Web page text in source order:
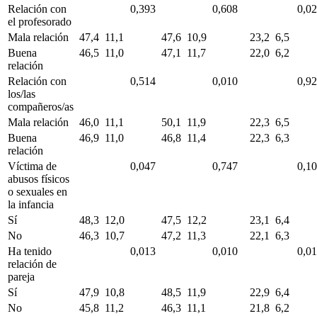
Relación con
el profesorado
0,393 0,608
Mala relación 47,4 11,1 47,6 10,9 23,2 6,5
Buena
relación
46,5 11,0 47,1 11,7 22,0 6,2
Relación con
los/las
compañeros/as
0,514 0,010
Mala relación 46,0 11,1 50,1 11,9 22,3 6,5
Buena
relación
46,9 11,0 46,8 11,4 22,3 6,3
Víctima de
abusos físicos
o sexuales en
la infancia
0,047 0,747
Sí 48,3 12,0 47,5 12,2 23,1
6,4
No
46,3 10,7 47,2 11,3 22,1
6,3
Ha tenido
relación de
pareja
0,013 0,010
Sí 47,9 10,8 48,5 11,9 22,9 6,4
No
45,8 11,2 46,3 11,1 21,8 6,2